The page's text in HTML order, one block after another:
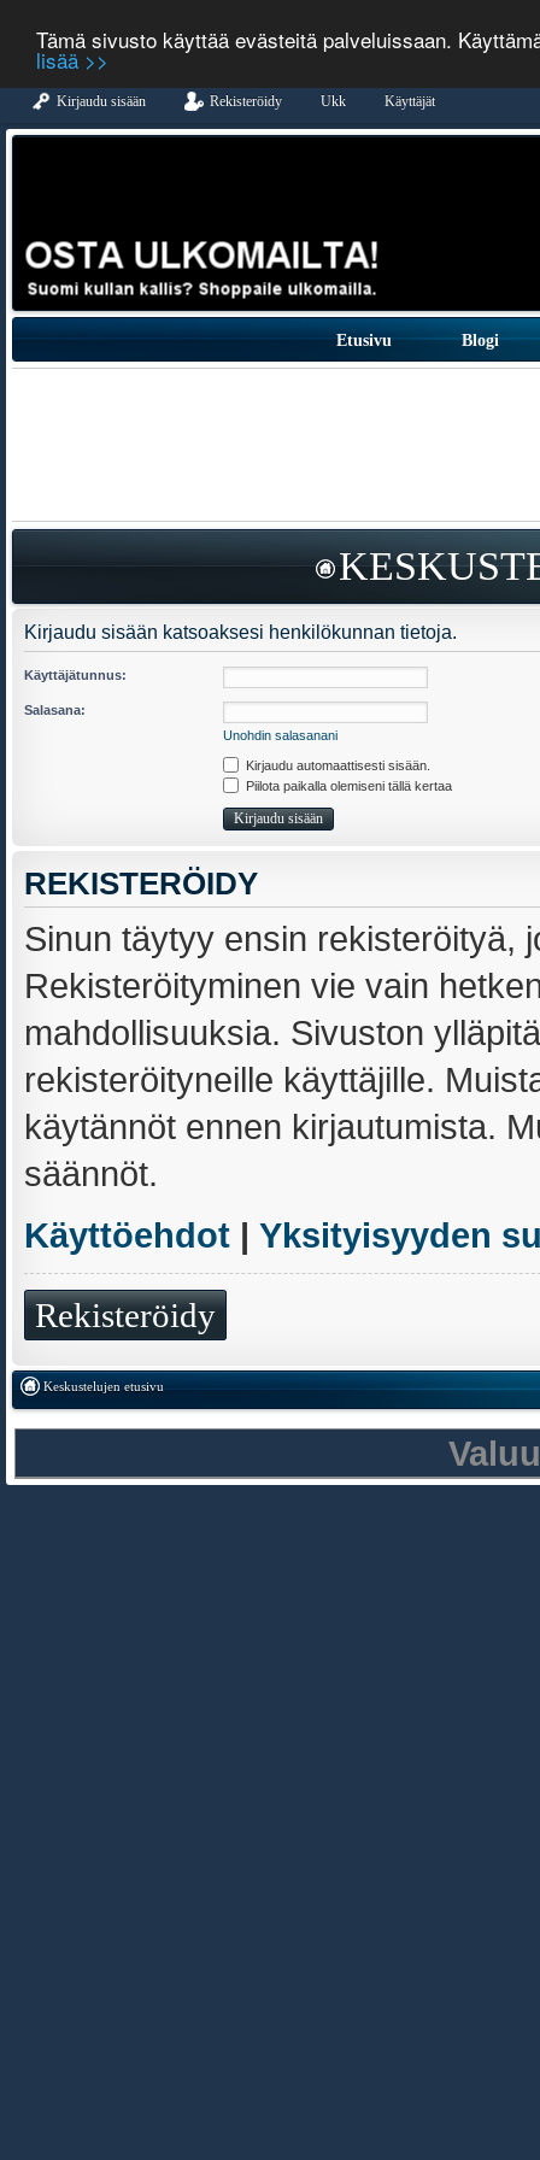
Tämä sivusto käyttää evästeitä palveluissaan.
lisää >>
Kirjaudu sisään Rekisteröidy Ukk Käyttäjät
Etusivu Blogi
Kirjaudu sisään katsoaksesi henkilökunnan tietoja.
Käyttäjätunnus:
Salasana:
Unohdin salasanani
Kirjaudu automaattisesti sisään.
Piilota paikalla olemiseni tällä kertaa
REKISTERÖIDY
Sinun täytyy ensin rekisteröityä,
Rekisteröityminen vie vain
mahdollisuuksia. Sivuston
rekisteröityneille käyttäjille.
käytännöt ennen kirjautumista.
säännöt.
Käyttöehdot | Yksityisyyden
Rekisteröidy
Keskustelujen etusivu